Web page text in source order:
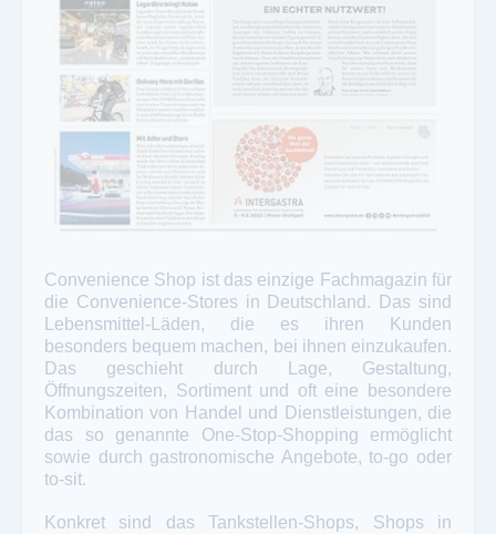
Convenience Shop ist das einzige Fachmagazin für
die Convenience-Stores in Deutschland. Das sind
Lebensmittel-Läden, die es ihren Kunden
besonders bequem machen, bei ihnen einzukaufen.
Das geschieht durch Lage, Gestaltung,
Öffnungszeiten, Sortiment und oft eine besondere
Kombination von Handel und Dienstleistungen, die
das so genannte One-Stop-Shopping ermöglicht
sowie durch gastronomische Angebote, to-go oder
to-sit.
Konkret sind das Tankstellen-Shops, Shops in